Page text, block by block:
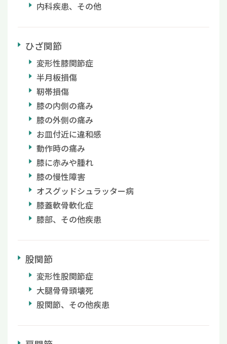
内科疾患、その他
ひざ関節
変形性膝関節症
半月板損傷
靭帯損傷
膝の内側の痛み
膝の外側の痛み
お皿付近に違和感
動作時の痛み
膝に赤みや腫れ
膝の慢性障害
オスグッドシュラッター病
膝蓋軟骨軟化症
膝部、その他疾患
股関節
変形性股関節症
大腿骨骨頭壊死
股関節、その他疾患